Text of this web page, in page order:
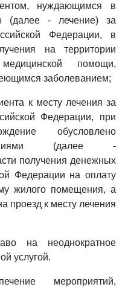
нуждающимся в
(далее - лечение) за
Федерации, в
на территории
помощи,
заболеванием;
к месту лечения за
Федерации, при
обусловлено
(далее -
получения денежных
Федерации на оплату
жилого помещения, а
проезд к месту лечения
на неоднократное
услугой.
мероприятий,